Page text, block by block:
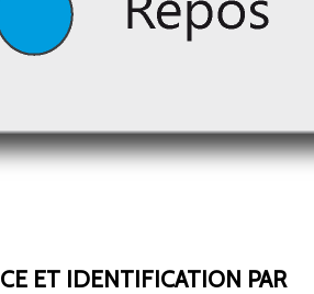
ET IDENTIFICATION PAR